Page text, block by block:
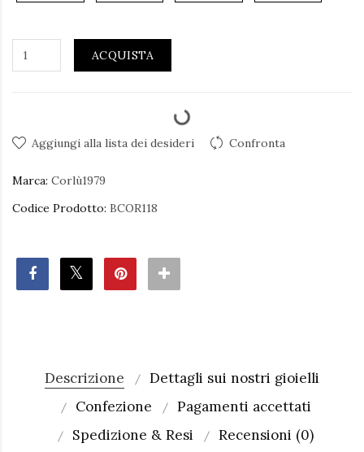
ACQUISTA
Aggiungi alla lista dei desideri Confronta
Marca: Corlù1979
Codice Prodotto: BCOR118
Descrizione
Dettagli sui nostri gioielli
Confezione
Pagamenti accettati
Spedizione & Resi
Recensioni (0)